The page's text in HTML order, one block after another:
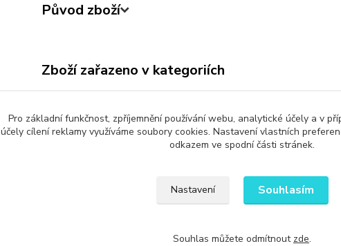
Původ zboží
Zboží zařazeno v kategoriích
Upravit sběr cookies.
Pro základní funkčnost, zpříjemnění používání webu, analytické účely a v
účely cílení reklamy využíváme soubory cookies. Nastavení vlastních
odkazem ve spodní části stránek.
Nastavení Souhlasím
Souhlas můžete odmítnout zde.